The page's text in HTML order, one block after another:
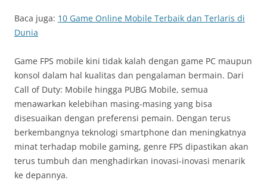
Baca juga: 10 Game Online Mobile Terbaik dan Terlaris di
Dunia
Game FPS mobile kini tidak kalah dengan game PC maupun
konsol dalam hal kualitas dan pengalaman bermain. Dari
Call of Duty: Mobile hingga PUBG Mobile, semua
menawarkan kelebihan masing-masing yang bisa
disesuaikan dengan preferensi pemain. Dengan terus
berkembangnya teknologi smartphone dan meningkatnya
minat terhadap mobile gaming, genre FPS dipastikan akan
terus tumbuh dan menghadirkan inovasi-inovasi menarik
ke depannya.